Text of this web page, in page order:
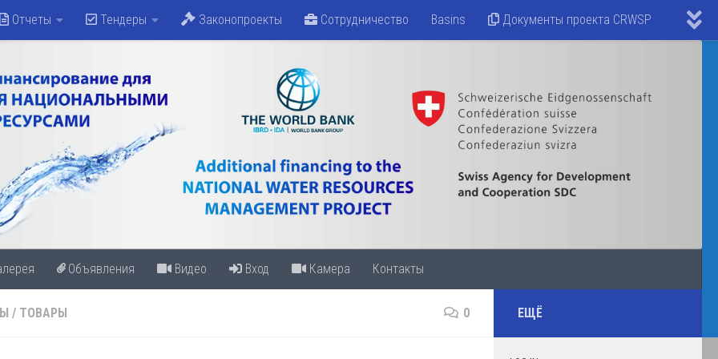
Отчеты Тендеры Законопроекты Сотрудничество Basins Документы проекта CRWSP
Объявления Видео Вход Камера Контакты
/ ТОВАРЫ 0 ЕЩЁ